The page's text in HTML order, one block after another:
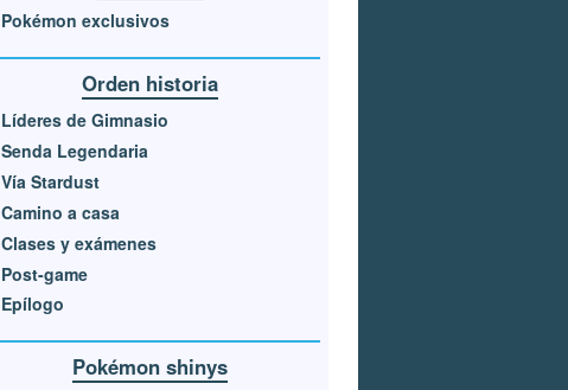
Pokémon exclusivos
Orden historia
Líderes de Gimnasio
Senda Legendaria
Vía Stardust
Camino a casa
Clases y exámenes
Post-game
Epílogo
Pokémon shinys